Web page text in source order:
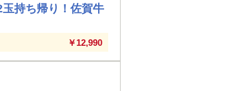
持ち帰り！佐賀牛
￥12,990